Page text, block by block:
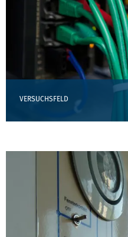
VERSUCHSFELD